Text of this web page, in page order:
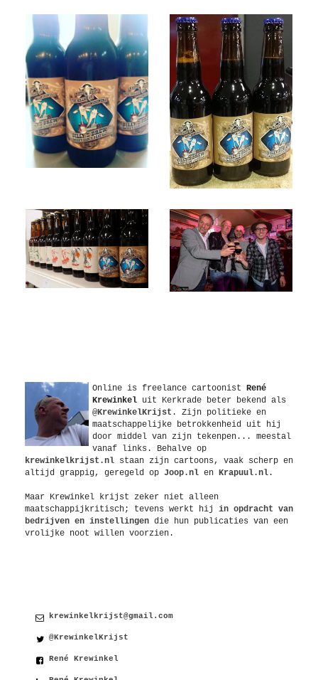
Online is freelance cartoonist
René
Krewinkel uit Kerkrade beter bekend als
@KrewinkelKrijst . Zijn politieke en
maatschappelijke betrokkenheid uit hij
door middel van zijn tekenpen... meestal
vanaf links. Behalve op
krewinkelkrijst.nl staan zijn cartoons, vaak scherp en
altijd grappig, geregeld op Joop.nl en Krapuul.nl .
Maar Krewinkel krijst zeker niet alleen
maatschappijkritisch; tevens werkt hij in opdracht van
bedrijven en instellingen die hun publicaties van een
vrolijke noot willen voorzien.
krewinkelkrijst@gmail.com
@KrewinkelKrijst
René Krewinkel